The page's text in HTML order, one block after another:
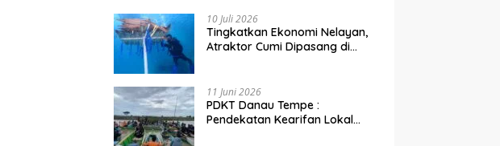
10 Juli 2026
Tingkatkan Ekonomi Nelayan,
Atraktor Cumi Dipasang di
11 Juni 2026
PDKT Danau Tempe :
Pendekatan Kearifan Lokal